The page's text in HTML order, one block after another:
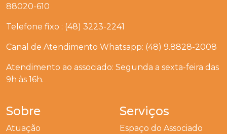
88020-610
Telefone fixo : (48) 3223-2241
Canal de Atendimento Whatsapp: (48) 9.8828-2008
Atendimento ao associado: Segunda a sexta-feira das
9h às 16h.
Sobre
Atuação
Serviços
Espaço do Associado